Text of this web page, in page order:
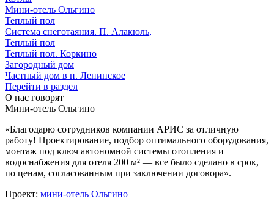
Мини‑‏отель Ольгино
Теплый пол
Система снеготаяния. П. Алакюль,
Теплый пол
Теплый пол. Коркино
Загородный дом
Частный дом в п. Ленинское
Перейти в раздел
О нас говорят
Мини-отель Ольгино
«Благодарю сотрудников компании АРИС за отличную
работу! Проектирование, подбор оптимального оборудования,
монтаж под ключ автономной системы отопления и
водоснабжения для отеля 200 м² — все было сделано в срок,
по ценам, согласованным при заключении договора».
Проект: мини-отель Ольгино